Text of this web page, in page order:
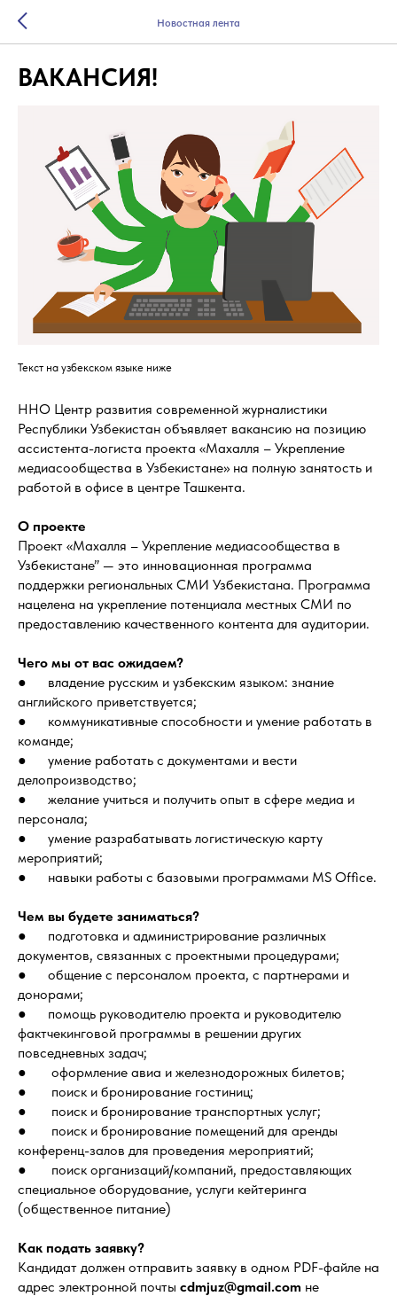
Новостная лента
ВАКАНСИЯ!
Текст на узбекском языке ниже
ННО Центр развития современной журналистики
Республики Узбекистан объявляет вакансию на позицию
ассистента-логиста проекта «Махалля – Укрепление
медиасообщества в Узбекистане» на полную занятость и
работой в офисе в центре Ташкента.
О проекте
Проект «Махалля – Укрепление медиасообщества в
Узбекистане” — это инновационная программа
поддержки региональных СМИ Узбекистана. Программа
нацелена на укрепление потенциала местных СМИ по
предоставлению качественного контента для аудитории.
Чего мы от вас ожидаем?
● владение русским и узбекским языком: знание
английского приветствуется;
● коммуникативные способности и умение работать в
команде;
● умение работать с документами и вести
делопроизводство;
● желание учиться и получить опыт в сфере медиа и
персонала;
● умение разрабатывать логистическую карту
мероприятий;
● навыки работы с базовыми программами MS Office.
Чем вы будете заниматься?
● подготовка и администрирование различных
документов, связанных с проектными процедурами;
● общение с персоналом проекта, с партнерами и
донорами;
● помощь руководителю проекта и руководителю
фактчекинговой программы в решении других
повседневных задач;
● оформление авиа и железнодорожных билетов;
● поиск и бронирование гостиниц;
● поиск и бронирование транспортных услуг;
● поиск и бронирование помещений для аренды
конференц-залов для проведения мероприятий;
● поиск организаций/компаний, предоставляющих
специальное оборудование, услуги кейтеринга
(общественное питание)
Как подать заявку?
Кандидат должен отправить заявку в одном PDF-файле на
адрес электронной почты cdmjuz@gmail.com не